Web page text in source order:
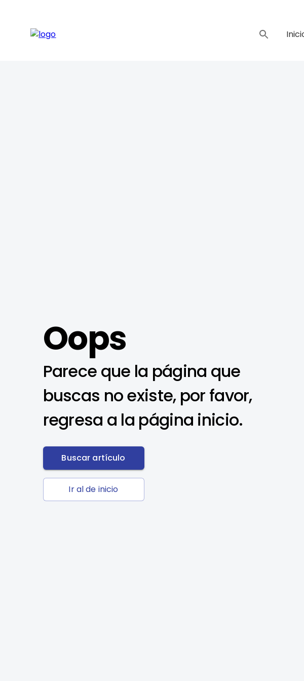
Oops
Parece que la página que
buscas no existe, por favor,
regresa a la página inicio.
Buscar artículo
Ir al de inicio